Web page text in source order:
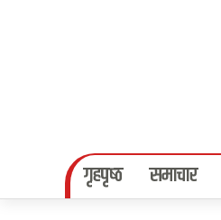
गृहपृष्‍ठ समाचार